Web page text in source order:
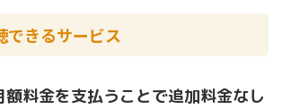
できるサービス
額料金を支払うことで追加料金なし